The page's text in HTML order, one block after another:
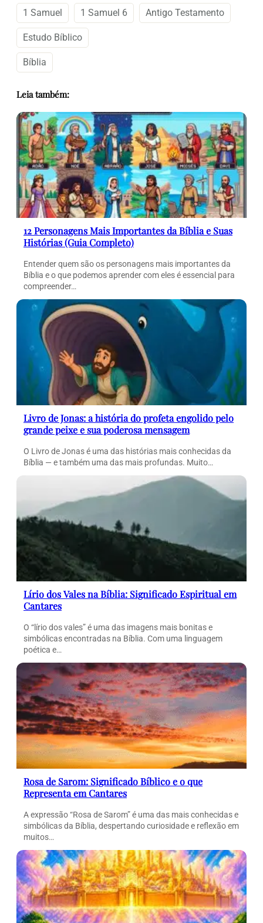
1 Samuel 1 Samuel 6 Antigo Testamento
Estudo Bíblico
Bíblia
Leia também:
12 Personagens Mais Importantes da Bíblia e Suas
Histórias (Guia Completo)
Entender quem são os personagens mais importantes da
Bíblia e o que podemos aprender com eles é essencial para
compreender…
Livro de Jonas: a história do profeta engolido pelo
grande peixe e sua poderosa mensagem
O Livro de Jonas é uma das histórias mais conhecidas da
Bíblia — e também uma das mais profundas. Muito…
Lírio dos Vales na Bíblia: Significado Espiritual em
Cantares
O “lírio dos vales” é uma das imagens mais bonitas e
simbólicas encontradas na Bíblia. Com uma linguagem
poética e…
Rosa de Sarom: Significado Bíblico e o que
Representa em Cantares
A expressão “Rosa de Sarom” é uma das mais conhecidas e
simbólicas da Bíblia, despertando curiosidade e reflexão em
muitos…